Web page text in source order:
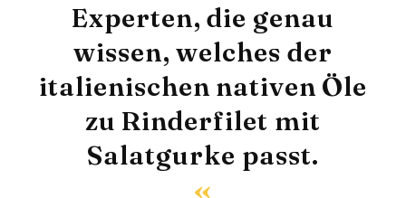
Experten, die genau
wissen, welches der
italienischen nativen Öle
zu Rinderfilet mit
Salatgurke passt.